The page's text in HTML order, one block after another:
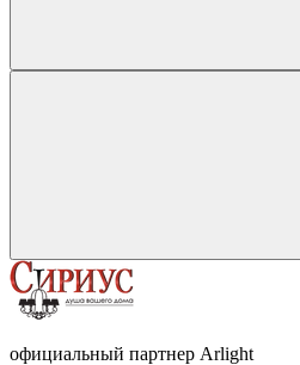
официальный партнер Arlight